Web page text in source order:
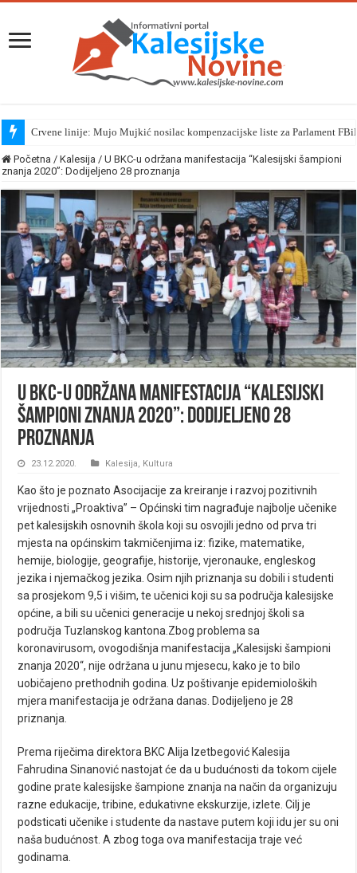
Crvene linije: Mujo Mujkić nosilac kompenzacijske liste za Parlament
Početna / Kalesija / U BKC-u održana manifestacija “Kalesijski šampioni
znanja 2020”: Dodijeljeno 28 proznanja
U BKC-u održana manifestacija “Kalesijski
šampioni znanja 2020”: Dodijeljeno 28
proznanja
23.12.2020. Kalesija, Kultura
Kao što je poznato Asocijacije za kreiranje i razvoj pozitivnih
vrijednosti „Proaktiva” – Općinski tim nagrađuje najbolje učenike
pet kalesijskih osnovnih škola koji su osvojili jedno od prva tri
mjesta na općinskim takmičenjima iz: fizike, matematike,
hemije, biologije, geografije, historije, vjeronauke, engleskog
jezika i njemačkog jezika. Osim njih priznanja su dobili i studenti
sa prosjekom 9,5 i višim, te učenici koji su sa područja kalesijske
općine, a bili su učenici generacije u nekoj srednjoj školi sa
područja Tuzlanskog kantona.Zbog problema sa
koronavirusom, ovogodišnja manifestacija „Kalesijski šampioni
znanja 2020“, nije održana u junu mjesecu, kako je to bilo
uobičajeno prethodnih godina. Uz poštivanje epidemioloških
mjera manifestacija je održana danas. Dodijeljeno je 28
priznanja.
Prema riječima direktora BKC Alija Izetbegović Kalesija
Fahrudina Sinanović nastojat će da u budućnosti da tokom cijele
godine prate kalesijske šampione znanja na način da organizuju
razne edukacije, tribine, edukativne ekskurzije, izlete. Cilj je
podsticati učenike i studente da nastave putem koji idu jer su oni
naša budućnost. A zbog toga ova manifestacija traje već
godinama.